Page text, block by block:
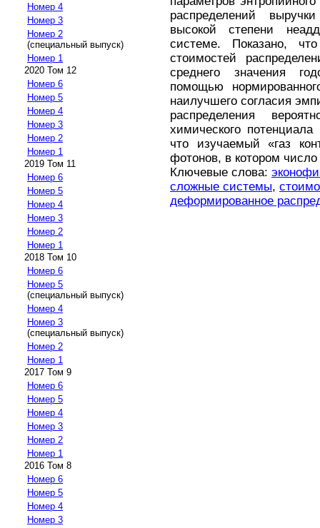
Номер 4
Номер 3
Номер 2
(специальный выпуск)
Номер 1
2020 Том 12
Номер 6
Номер 5
Номер 4
Номер 3
Номер 2
Номер 1
2019 Том 11
Номер 6
Номер 5
Номер 4
Номер 3
Номер 2
Номер 1
2018 Том 10
Номер 6
Номер 5
(специальный выпуск)
Номер 4
Номер 3
(специальный выпуск)
Номер 2
Номер 1
2017 Том 9
Номер 6
Номер 5
Номер 4
Номер 3
Номер 2
Номер 1
2016 Том 8
Номер 6
Номер 5
Номер 4
Номер 3
распределений
высокой степени
системе. Показано,
стоимостей
среднего значения
помощью
наилучшего согласия
распределения
химического
что изучаемый «газ
фотонов, в котором
Ключевые слова:
сложные системы,
деформированное